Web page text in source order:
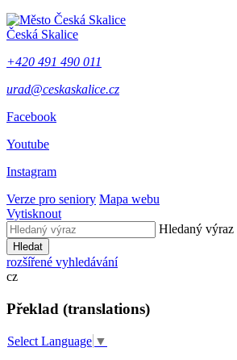
Česká Skalice
+420 491 490 011
urad@ceskaskalice.cz
Facebook
Youtube
Instagram
Verze pro seniory Mapa webu
Vytisknout
Hledaný výraz
Hledat
rozšířené vyhledávání
cz
Překlad (translations)
Select Language ▼